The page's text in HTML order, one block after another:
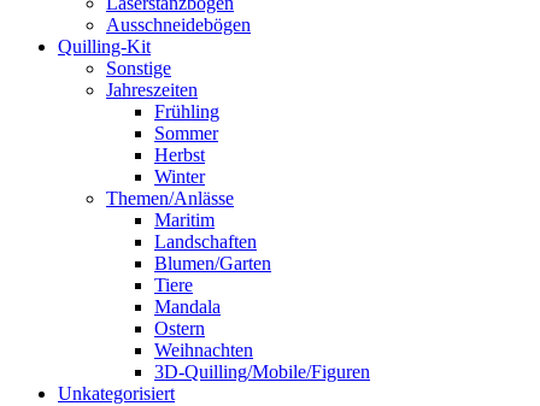
Ausschneidebögen
Quilling-Kit
Sonstige
Jahreszeiten
Frühling
Sommer
Herbst
Winter
Themen/Anlässe
Maritim
Landschaften
Blumen/Garten
Tiere
Mandala
Ostern
Weihnachten
3D-Quilling/Mobile/Figuren
Unkategorisiert